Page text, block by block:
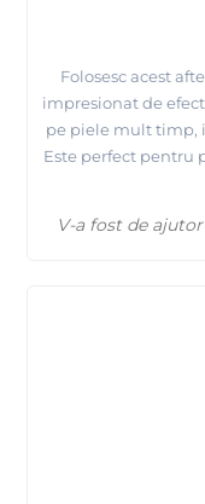
Folosesc acest
impresionat de
pe piele mult timp,
Este perfect pentru
V-a fost de